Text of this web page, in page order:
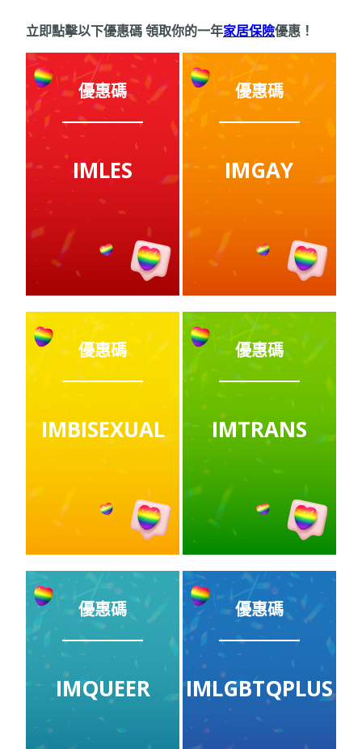
立即點擊以下優惠碼 領取你的一年家居保險優惠！
優惠碼
IMLES
優惠碼
IMGAY
優惠碼
IMBISEXUAL
優惠碼
IMTRANS
優惠碼
IMQUEER
優惠碼
IMLGBTQPLUS